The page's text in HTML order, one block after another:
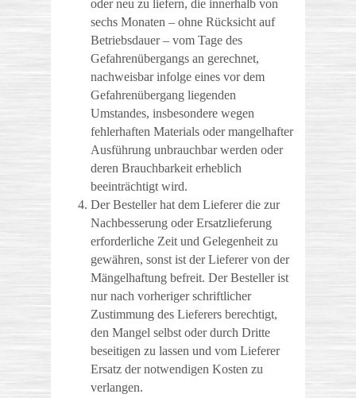
oder neu zu liefern, die innerhalb von
sechs Monaten – ohne Rücksicht auf
Betriebsdauer – vom Tage des
Gefahrenübergangs an gerechnet,
nachweisbar infolge eines vor dem
Gefahrenübergang liegenden
Umstandes, insbesondere wegen
fehlerhaften Materials oder mangelhafter
Ausführung unbrauchbar werden oder
deren Brauchbarkeit erheblich
beeinträchtigt wird.
Der Besteller hat dem Lieferer die zur
Nachbesserung oder Ersatzlieferung
erforderliche Zeit und Gelegenheit zu
gewähren, sonst ist der Lieferer von der
Mängelhaftung befreit. Der Besteller ist
nur nach vorheriger schriftlicher
Zustimmung des Lieferers berechtigt,
den Mangel selbst oder durch Dritte
beseitigen zu lassen und vom Lieferer
Ersatz der notwendigen Kosten zu
verlangen.